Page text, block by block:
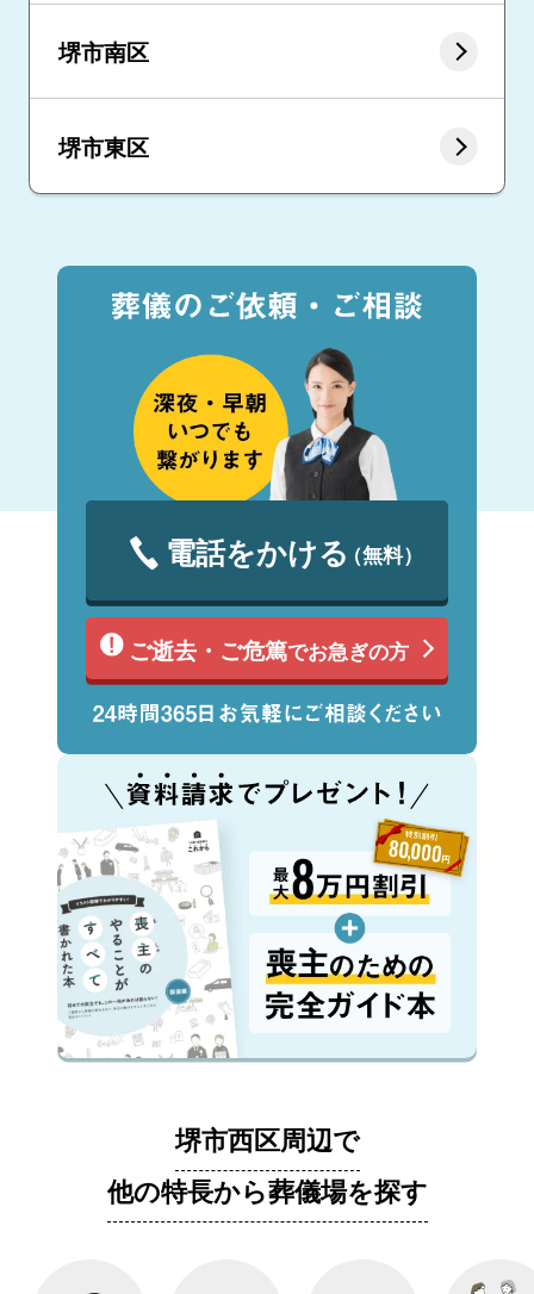
堺市南区
堺市東区
電話をかける（無料）
ご逝去・ご危篤でお急ぎの方
堺市西区周辺で
他の特長から葬儀場を探す